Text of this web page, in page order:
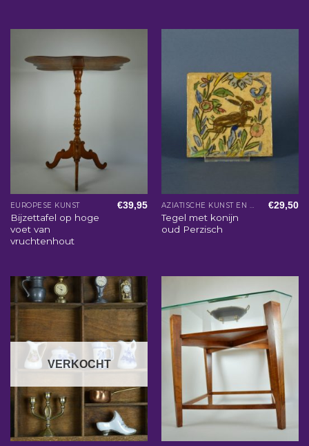
EUROPESE KUNST
Bijzettafel op hoge
voet van
vruchtenhout
€39,95 AZIATISCHE KUNST EN WOONACCESSOIRES
Tegel met konijn
oud Perzisch
€29,50
VERKOCHT